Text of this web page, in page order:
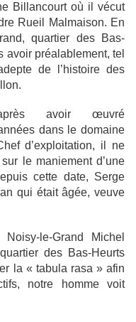
Billancourt où il vécut
Rueil Malmaison. En
quartier des Bas-
avoir préalablement, tel
de l’histoire des
avoir œuvré
dans le domaine
d’exploitation, il ne
le maniement d’une
cette date, Serge
qui était âgée, veuve
le-Grand Michel
des Bas-Heurts
la « tabula rasa » afin
notre homme voit